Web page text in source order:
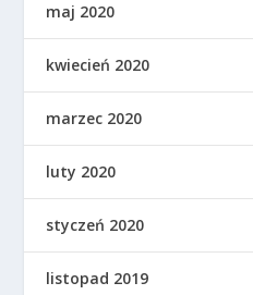
maj 2020
kwiecień 2020
marzec 2020
luty 2020
styczeń 2020
listopad 2019